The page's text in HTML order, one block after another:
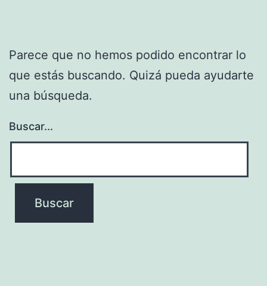
Parece que no hemos podido encontrar lo
que estás buscando. Quizá pueda ayudarte
una búsqueda.
Buscar...